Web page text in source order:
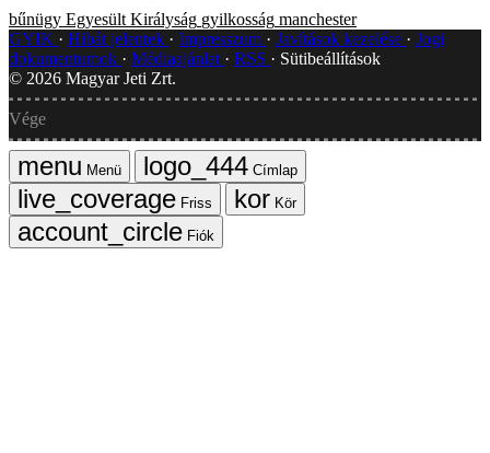
bűnügy Egyesült Királyság gyilkosság manchester
GYIK
Hibát jelentek Impresszum Javítások kezelése
Jogi
dokumentumok
Médiaajánlat RSS
Sütibeállítások
© 2026 Magyar Jeti Zrt.
Vége
Menü
Címlap
Friss
Kör
Fiók